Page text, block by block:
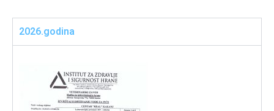
2026.godina